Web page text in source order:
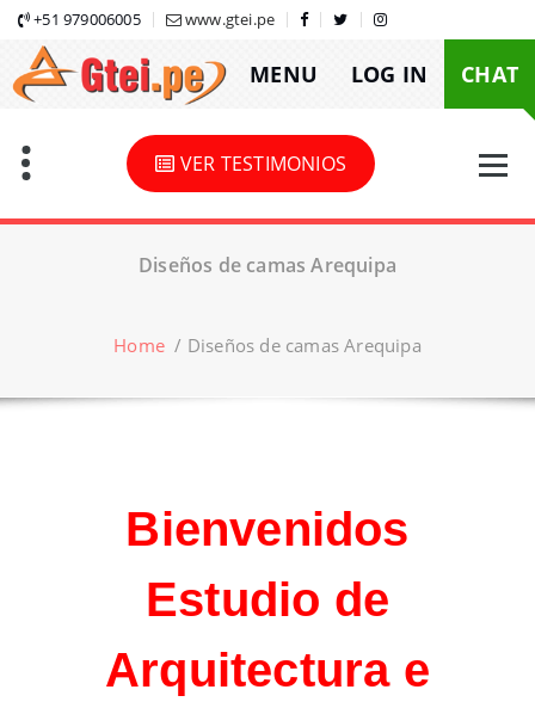
Skip
content
+51 979006005 www.gtei.pe
MENU LOG IN CHAT
VER TESTIMONIOS
Diseños de camas Arequipa
Home / Diseños de camas Arequipa
Bienvenidos
Estudio de
Arquitectura e